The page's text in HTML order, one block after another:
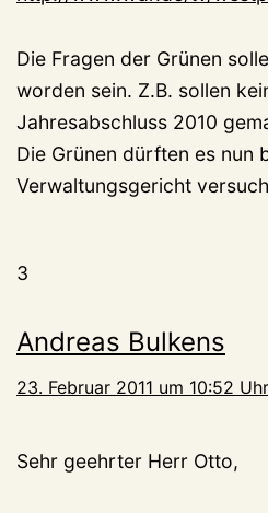
Die Fragen der Grünen
worden sein. Z.B. sollen
Jahresabschluss 2010
Die Grünen dürften es nun
Verwaltungsgericht
3
Andreas Bulkens
23. Februar 2011 um 10:52 Uhr
Sehr geehrter Herr Otto,